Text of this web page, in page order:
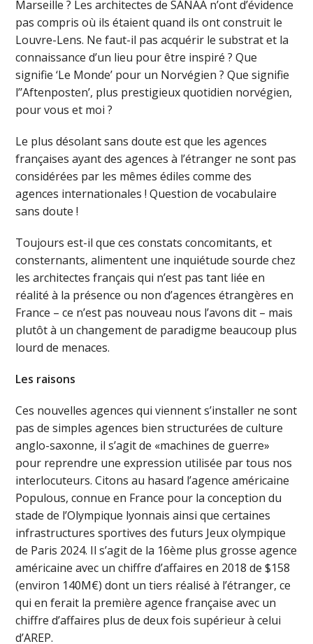
Marseille ? Les architectes de SANAA n’ont d’évidence
pas compris où ils étaient quand ils ont construit le
Louvre-Lens. Ne faut-il pas acquérir le substrat et la
connaissance d’un lieu pour être inspiré ? Que
signifie ‘Le Monde’ pour un Norvégien ? Que signifie
l’’Aftenposten’, plus prestigieux quotidien norvégien,
pour vous et moi ?
Le plus désolant sans doute est que les agences
françaises ayant des agences à l’étranger ne sont pas
considérées par les mêmes édiles comme des
agences internationales ! Question de vocabulaire
sans doute !
Toujours est-il que ces constats concomitants, et
consternants, alimentent une inquiétude sourde chez
les architectes français qui n’est pas tant liée en
réalité à la présence ou non d’agences étrangères en
France – ce n’est pas nouveau nous l’avons dit – mais
plutôt à un changement de paradigme beaucoup plus
lourd de menaces.
Les raisons
Ces nouvelles agences qui viennent s’installer ne sont
pas de simples agences bien structurées de culture
anglo-saxonne, il s’agit de «machines de guerre»
pour reprendre une expression utilisée par tous nos
interlocuteurs. Citons au hasard l’agence américaine
Populous, connue en France pour la conception du
stade de l’Olympique lyonnais ainsi que certaines
infrastructures sportives des futurs Jeux olympique
de Paris 2024. Il s’agit de la 16ème plus grosse agence
américaine avec un chiffre d’affaires en 2018 de $158
(environ 140M€) dont un tiers réalisé à l’étranger, ce
qui en ferait la première agence française avec un
chiffre d’affaires plus de deux fois supérieur à celui
d’AREP.